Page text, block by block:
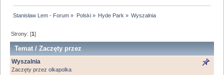
Stanisław Lem - Forum » Polski» Hyde Park » Wyszalnia
Strony: [1]
Temat /Zaczęty przez
Wyszalnia
Zaczęty przez olkapolka